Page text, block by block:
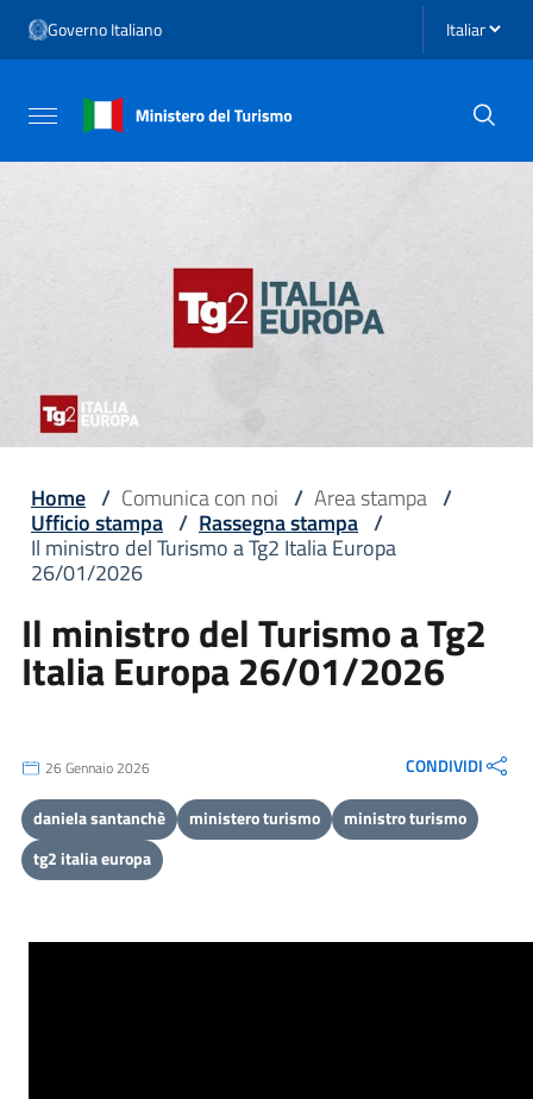
Vai al menu di navigazione
Vai al footer
Governo Italiano Seleziona
Attiva / disattiva la navigazione
Home / Comunica con noi / Area stampa /
Ufficio stampa / Rassegna stampa /
Il ministro del Turismo a Tg2 Italia Europa
26/01/2026
Il ministro del Turismo a Tg2
Italia Europa 26/01/2026
26 Gennaio 2026 CONDIVIDI
daniela santanchè ministero turismo
ministro turismo
tg2 italia europa